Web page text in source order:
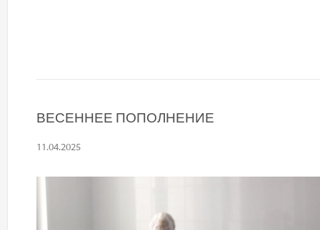
ВЕСЕННЕЕ ПОПОЛНЕНИЕ
11.04.2025